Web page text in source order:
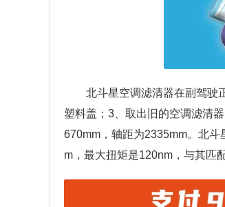
北斗星空调滤清器在副驾驶
塑料盖；3、取出旧的空调滤清
670mm，轴距为2335mm。北
m，最大扭矩是120nm，与其匹